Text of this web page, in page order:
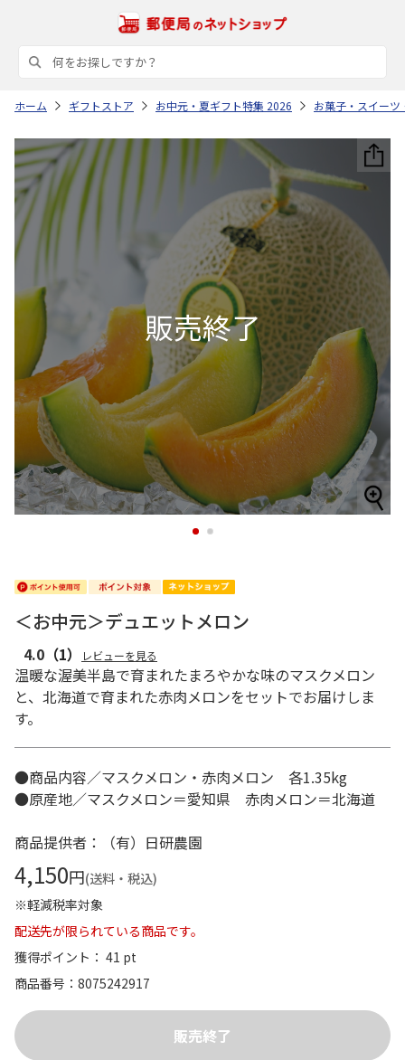
ホーム ギフトストア お中元・夏ギフト特集 2026 お菓子・スイーツ
1 2
＜お中元＞デュエットメロン
4.0 （1） レビューを見る
温暖な渥美半島で育まれたまろやかな味のマスクメロン
と、北海道で育まれた赤肉メロンをセットでお届けしま
す。
●商品内容／マスクメロン・赤肉メロン 各1.35kg
●原産地／マスクメロン＝愛知県 赤肉メロン＝北海道
商品提供者：（有）日研農園
4,150円(送料・税込)
※軽減税率対象
配送先が限られている商品です。
獲得ポイント： 41 pt
商品番号
8075242917